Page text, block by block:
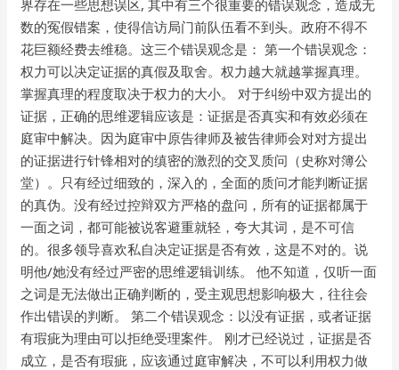
界存在一些思想误区, 其中有三个很重要的错误观念，造成无
数的冤假错案，使得信访局门前队伍看不到头。政府不得不
花巨额经费去维稳。这三个错误观念是： 第一个错误观念：
权力可以决定证据的真假及取舍。权力越大就越掌握真理。
掌握真理的程度取决于权力的大小。 对于纠纷中双方提出的
证据，正确的思维逻辑应该是：证据是否真实和有效必须在
庭审中解决。因为庭审中原告律师及被告律师会对对方提出
的证据进行针锋相对的缜密的激烈的交叉质问（史称对簿公
堂）。只有经过细致的，深入的，全面的质问才能判断证据
的真伪。没有经过控辩双方严格的盘问，所有的证据都属于
一面之词，都可能被说客避重就轻，夸大其词，是不可信
的。很多领导喜欢私自决定证据是否有效，这是不对的。说
明他/她没有经过严密的思维逻辑训练。 他不知道，仅听一面
之词是无法做出正确判断的，受主观思想影响极大，往往会
作出错误的判断。 第二个错误观念：以没有证据，或者证据
有瑕疵为理由可以拒绝受理案件。 刚才已经说过，证据是否
成立，是否有瑕疵，应该通过庭审解决，不可以利用权力做